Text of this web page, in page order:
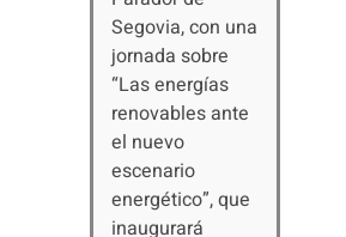
Segovia, con una
jornada sobre
“Las energías
renovables ante
el nuevo
escenario
energético”, que
inaugurará